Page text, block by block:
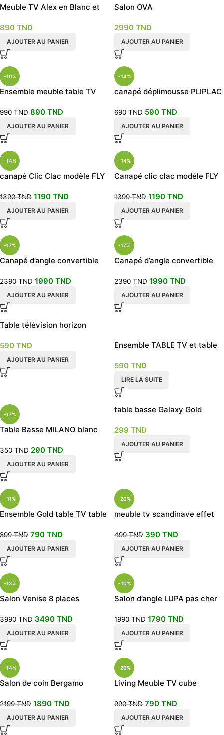
Meuble TV Alex en Blanc et
890 TND
AJOUTER AU PANIER
Salon OVA
2990 TND
AJOUTER AU PANIER
-10%
Ensemble meuble table TV
990TND 890 TND
AJOUTER AU PANIER
-14%
canapé déplimousse PLIPLAC
690TND 590 TND
AJOUTER AU PANIER
-14%
canapé Clic Clac modèle FLY
1390TND 1190 TND
AJOUTER AU PANIER
-14%
Canapé clic clac modèle FLY
1390TND 1190 TND
AJOUTER AU PANIER
-17%
Canapé d’angle convertible
gris
2390TND 1990 TND
AJOUTER AU PANIER
-17%
Canapé d’angle convertible
2390TND 1990 TND
AJOUTER AU PANIER
Table télévision horizon
590 TND
AJOUTER AU PANIER
Ensemble TABLE TV et table
590 TND
LIRE LA SUITE
-17%
Table Basse MILANO blanc
350TND 290 TND
AJOUTER AU PANIER
table basse Galaxy Gold
299 TND
AJOUTER AU PANIER
-11%
Ensemble Gold table TV table
890TND 790 TND
AJOUTER AU PANIER
-20%
meuble tv scandinave effet
490TND 390 TND
AJOUTER AU PANIER
-13%
Salon Venise 8 places
3990TND 3490 TND
AJOUTER AU PANIER
-10%
Salon d’angle LUPA pas cher
1990TND 1790 TND
AJOUTER AU PANIER
-14%
Salon de coin Bergamo
2190TND 1890 TND
AJOUTER AU PANIER
-20%
Living Meuble TV cube
990TND 790 TND
AJOUTER AU PANIER